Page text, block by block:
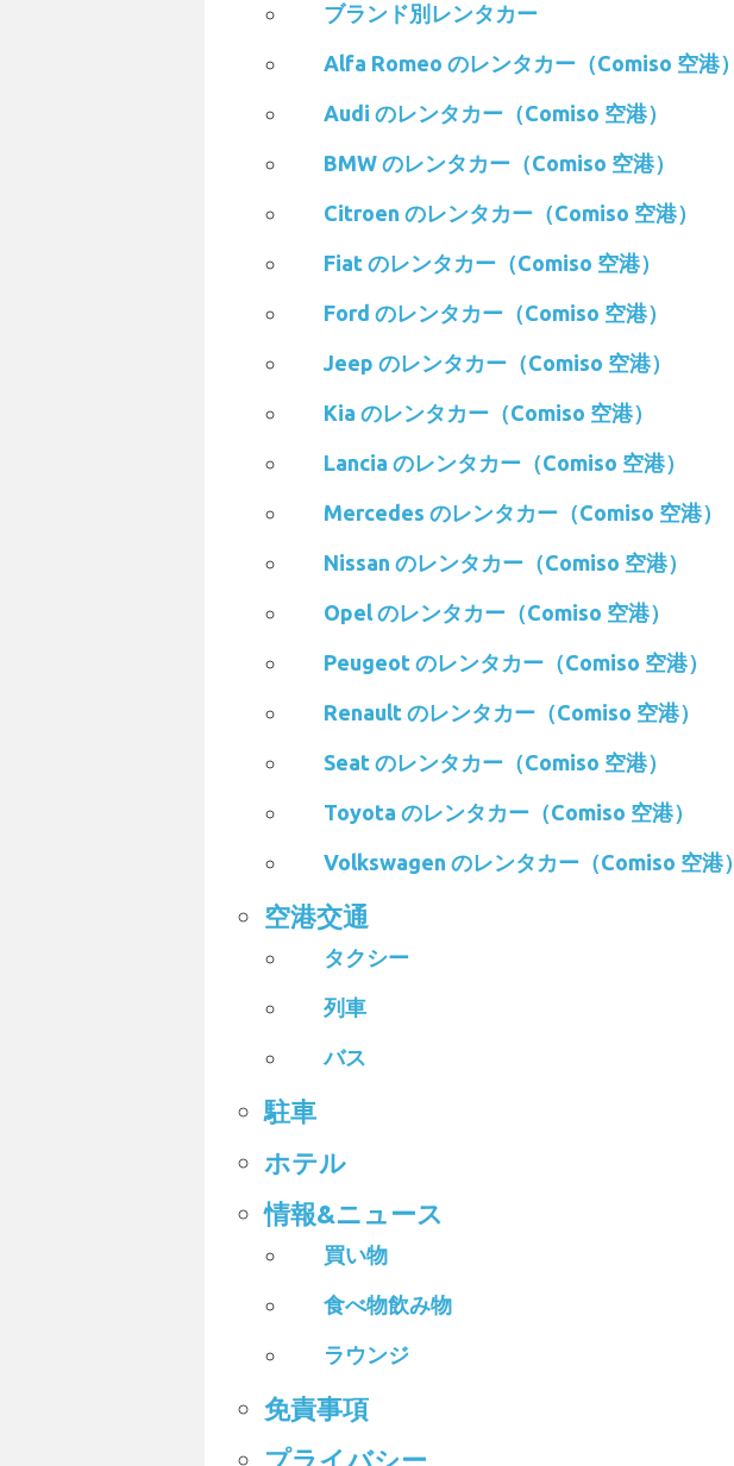
ブランド別レンタカー
Alfa Romeo のレンタカー（Comiso 空港）
Audi のレンタカー（Comiso 空港）
BMW のレンタカー（Comiso 空港）
Citroen のレンタカー（Comiso 空港）
Fiat のレンタカー（Comiso 空港）
Ford のレンタカー（Comiso 空港）
Jeep のレンタカー（Comiso 空港）
Kia のレンタカー（Comiso 空港）
Lancia のレンタカー（Comiso 空港）
Mercedes のレンタカー（Comiso 空港）
Nissan のレンタカー（Comiso 空港）
Opel のレンタカー（Comiso 空港）
Peugeot のレンタカー（Comiso 空港）
Renault のレンタカー（Comiso 空港）
Seat のレンタカー（Comiso 空港）
Toyota のレンタカー（Comiso 空港）
Volkswagen のレンタカー（Comiso 空港）
空港交通
タクシー
列車
バス
駐車
ホテル
情報&ニュース
買い物
食べ物飲み物
ラウンジ
免責事項
プライバシー